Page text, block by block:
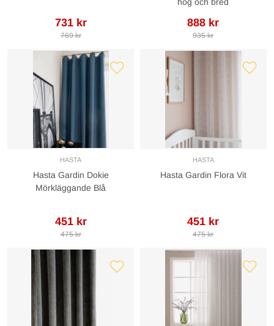
731 kr
769 kr
888 kr
935 kr
HASTA
Hasta Gardin Dokie
Mörkläggande Blå
451 kr
475 kr
HASTA
Hasta Gardin Flora Vit
451 kr
475 kr